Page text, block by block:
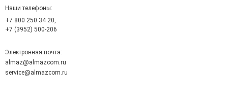
Наши телефоны:
+7 800 250 34 20,
+7 (3952) 500-206
Электронная почта:
almaz@almazcom.ru
service@almazcom.ru